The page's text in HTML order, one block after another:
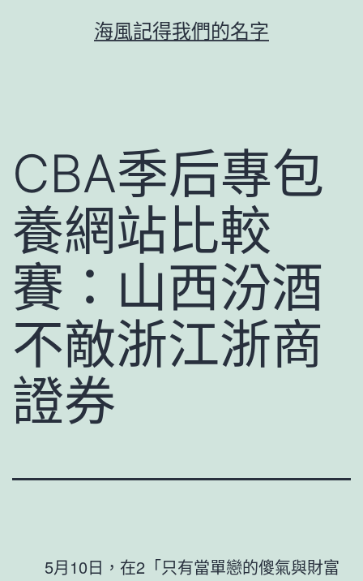
海風記得我們的名字
CBA季后專包
養網站比較
賽：山西汾酒
不敵浙江浙商
證券
5月10日，在2「只有當單戀的傻氣與財富